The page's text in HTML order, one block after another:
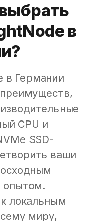
в
в Германии
CPU и
SSD-
ваши
опытом.
локальным
миру,